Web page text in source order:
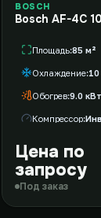
BOSCH
Bosch AF-4C
Площадь 85 м²
Охлаждение
Обогрев 9.0 кВт
Компрессор
Цена по
запросу
Под заказ